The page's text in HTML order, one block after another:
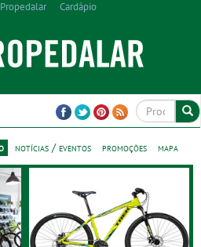
Propedalar Cardápio
notícias / eventos promoções mapa